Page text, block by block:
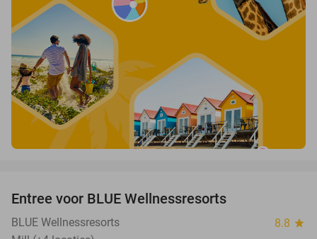
Entree voor BLUE Wellnessresorts
BLUE Wellnessresorts 8.8 star